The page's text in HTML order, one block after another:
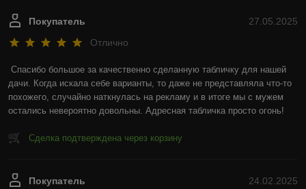
27.05.2025
Покупатель
Отлично
Спасибо большое за качественно сделанную табличку для нашей
дачи. Когда искала себе варианты, то даже не представляла что-то
похожего, случайно наткнулась на рекламу и в итоге мы с мужем
остались невероятно довольны. Адресная табличка просто огонь!
Сделка подтверждена через корзину
24.02.2025
Покупатель